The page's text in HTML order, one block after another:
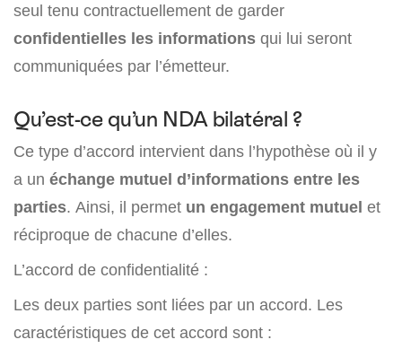
seul tenu contractuellement de garder
confidentielles les informations qui lui seront
communiquées par l’émetteur.
Qu’est-ce qu’un NDA bilatéral ?
Ce type d’accord intervient dans l’hypothèse où il y
a un échange mutuel d’informations entre les
parties. Ainsi, il permet un engagement mutuel et
réciproque de chacune d’elles.
L’accord de confidentialité :
Les deux parties sont liées par un accord. Les
caractéristiques de cet accord sont :